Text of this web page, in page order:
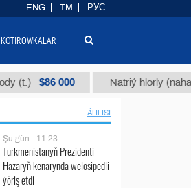
$86 000 Natriý hlorly (nahar
ÄHLISI
Şu gün - 11:23
Türkmenistanyň Prezidenti
Hazaryň kenarynda welosipedli
ýöriş etdi
ENG TM РУС
KOTIROWKALAR